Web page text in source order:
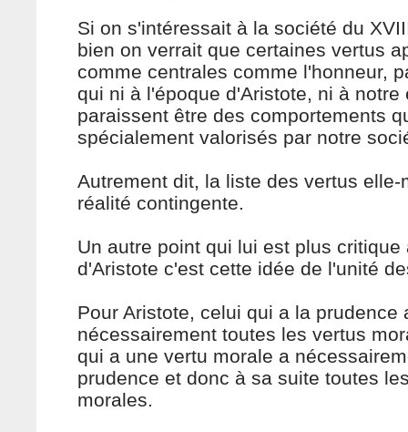
Si on s'intéressait à la société du
bien on verrait que certaines vertus
comme centrales comme l'honneur,
qui ni à l'époque d'Aristote, ni à notre
paraissent être des comportements
spécialement valorisés par notre
Autrement dit, la liste des vertus elle-
réalité contingente.
Un autre point qui lui est plus critique
d'Aristote c'est cette idée de l'unité
Pour Aristote, celui qui a la prudence
nécessairement toutes les vertus
qui a une vertu morale a
prudence et donc à sa suite toutes
morales.